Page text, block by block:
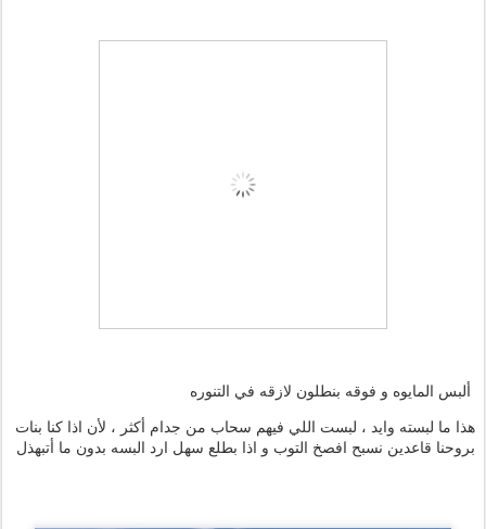
بروحنا قاعدين نسبح افصخ التوب و اذا بطلع سهل ارد البسه بدون ما أتبهذل